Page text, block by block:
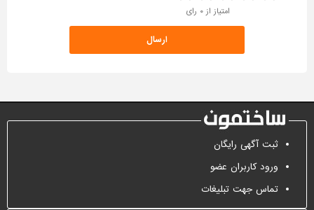
امتیاز از ۰ رای
ثبت آگهی رایگان
ورود کاربران عضو
تماس جهت تبلیغات